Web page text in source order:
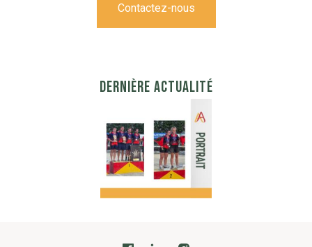
Contactez-nous
DERNIÈRE ACTUALITÉ